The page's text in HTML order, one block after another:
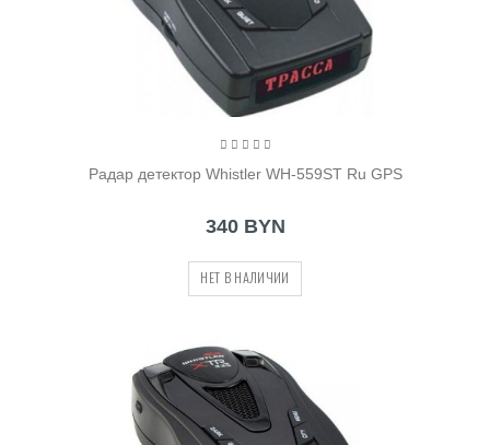
Радар детектор Whistler WH-559ST Ru GPS
340 BYN
НЕТ В НАЛИЧИИ